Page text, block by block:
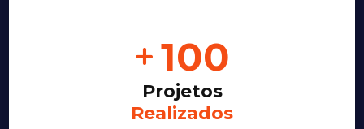
100
Projetos
Realizados